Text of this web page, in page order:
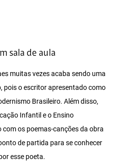
sala de aula
muitas vezes acaba sendo uma
pois o escritor apresentado como
Brasileiro. Além disso,
Infantil e o Ensino
os poemas-canções da obra
de partida para se conhecer
esse poeta.